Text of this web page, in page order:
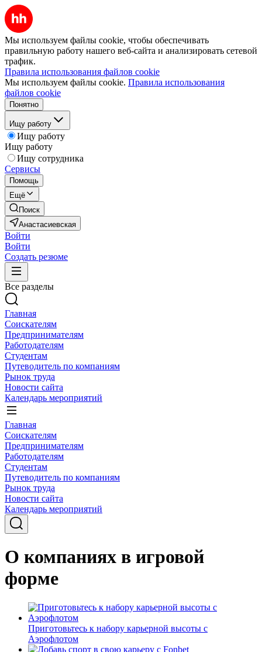
Мы используем файлы cookie, чтобы обеспечивать
правильную работу нашего веб-сайта и анализировать сетевой
трафик.
Правила использования файлов cookie
Мы используем файлы cookie. Правила использования
файлов cookie
Понятно
Ищу работу
Ищу работу
Ищу работу
Ищу сотрудника
Сервисы
Помощь
Ещё
Поиск
Анастасиевская
Войти
Войти
Создать резюме
Все разделы
Главная
Соискателям
Предпринимателям
Работодателям
Студентам
Путеводитель по компаниям
Рынок труда
Новости сайта
Календарь мероприятий
Главная
Соискателям
Предпринимателям
Работодателям
Студентам
Путеводитель по компаниям
Рынок труда
Новости сайта
Календарь мероприятий
О компаниях в игровой
форме
Приготовьтесь к набору карьерной высоты с
Аэрофлотом